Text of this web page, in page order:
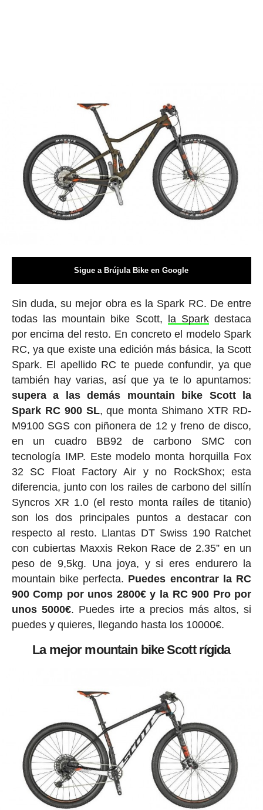
Sigue a Brújula Bike en Google
Sin duda, su mejor obra es la Spark RC. De entre
todas las mountain bike Scott, la Spark destaca
por encima del resto. En concreto el modelo Spark
RC, ya que existe una edición más básica, la Scott
Spark. El apellido RC te puede confundir, ya que
también hay varias, así que ya te lo apuntamos:
supera a las demás mountain bike Scott la
Spark RC 900 SL, que monta Shimano XTR RD-
M9100 SGS con piñonera de 12 y freno de disco,
en un cuadro BB92 de carbono SMC con
tecnología IMP. Este modelo monta horquilla Fox
32 SC Float Factory Air y no RockShox; esta
diferencia, junto con los railes de carbono del sillín
Syncros XR 1.0 (el resto monta raíles de titanio)
son los dos principales puntos a destacar con
respecto al resto. Llantas DT Swiss 190 Ratchet
con cubiertas Maxxis Rekon Race de 2.35” en un
peso de 9,5kg. Una joya, y si eres endurero la
mountain bike perfecta. Puedes encontrar la RC
900 Comp por unos 2800€ y la RC 900 Pro por
unos 5000€. Puedes irte a precios más altos, si
puedes y quieres, llegando hasta los 10000€.
La mejor mountain bike Scott rígida